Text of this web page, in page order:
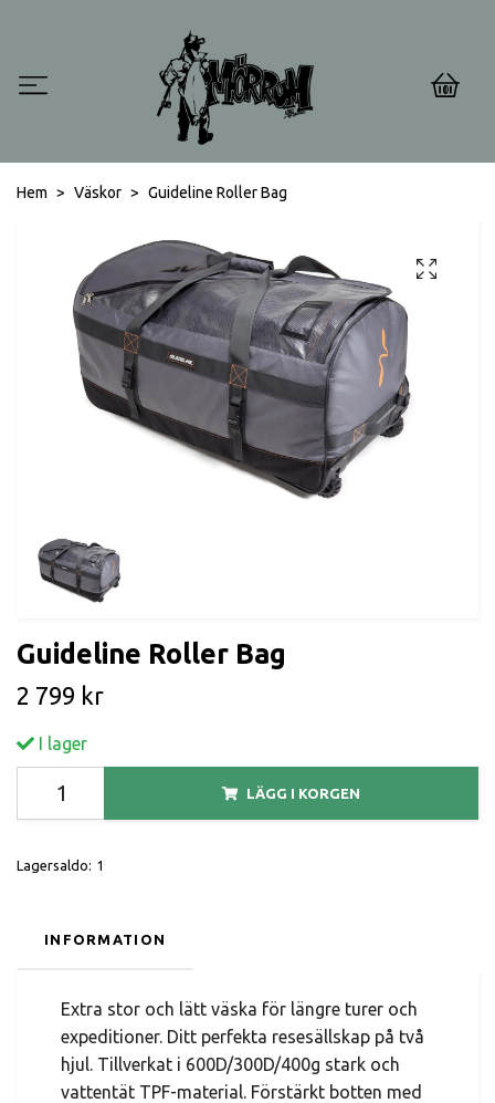
0
Hem Väskor Guideline Roller Bag
Guideline Roller Bag
2 799 kr
I lager
LÄGG I KORGEN
Lagersaldo: 1
INFORMATION
Extra stor och lätt väska för längre turer och
expeditioner. Ditt perfekta resesällskap på två
hjul. Tillverkat i 600D/300D/400g stark och
vattentät TPF-material. Förstärkt botten med